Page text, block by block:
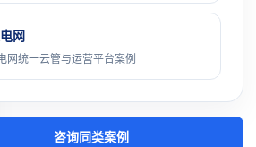
网
网统一云管与运营平台案例
咨询同类案例